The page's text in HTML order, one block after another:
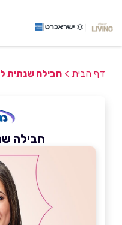
דף הבית > חבילה שנתית
חבילה